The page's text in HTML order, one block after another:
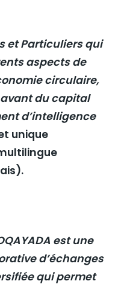
et Particuliers qui
aspects de
circulaire,
du capital
d’intelligence
unique
).
est une
d’échanges
qui permet